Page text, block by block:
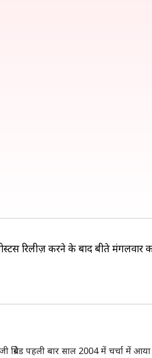
रिलीज़ करने के बाद बीते मंगलवार
ब्रिगेड पहली बार साल 2004 में चर्चा में आया